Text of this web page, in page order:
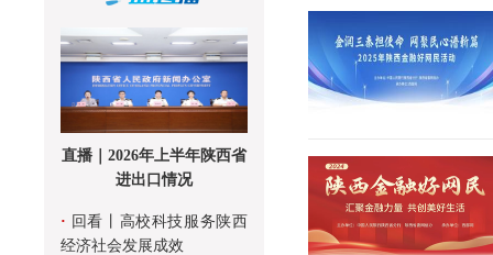
直播｜2026年上半年陕西省
进出口情况
·
回看丨高校科技服务陕西
经济社会发展成效